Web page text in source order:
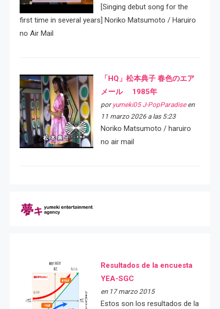
[Singing debut song for the
first time in several years] Noriko Matsumoto / Haruiro
no Air Mail
「HQ」松本典子 春色のエア
メール 1985年
por yumeki05 J-PopParadiseen
11 marzo 2026 a las 5:23
Noriko Matsumoto / haruiro
no air mail
Resultados de la encuesta
YEA-SGC
en 17 marzo 2015
Estos son los resultados de la